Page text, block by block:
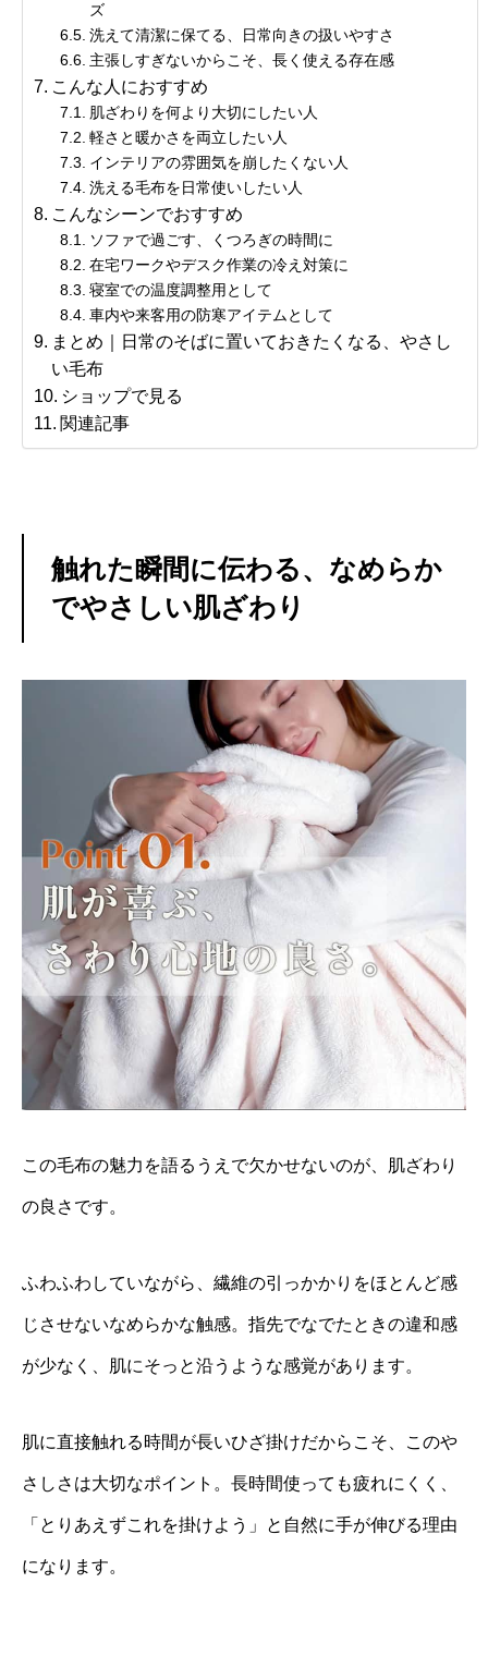
ズ
洗えて清潔に保てる、日常向きの扱いやすさ
主張しすぎないからこそ、長く使える存在感
こんな人におすすめ
肌ざわりを何より大切にしたい人
軽さと暖かさを両立したい人
インテリアの雰囲気を崩したくない人
洗える毛布を日常使いしたい人
こんなシーンでおすすめ
ソファで過ごす、くつろぎの時間に
在宅ワークやデスク作業の冷え対策に
寝室での温度調整用として
車内や来客用の防寒アイテムとして
まとめ｜日常のそばに置いておきたくなる、やさし
い毛布
ショップで見る
関連記事
触れた瞬間に伝わる、なめらか
でやさしい肌ざわり
この毛布の魅力を語るうえで欠かせないのが、肌ざわり
の良さです。
ふわふわしていながら、繊維の引っかかりをほとんど感
じさせないなめらかな触感。指先でなでたときの違和感
が少なく、肌にそっと沿うような感覚があります。
肌に直接触れる時間が長いひざ掛けだからこそ、このや
さしさは大切なポイント。長時間使っても疲れにくく、
「とりあえずこれを掛けよう」と自然に手が伸びる理由
になります。